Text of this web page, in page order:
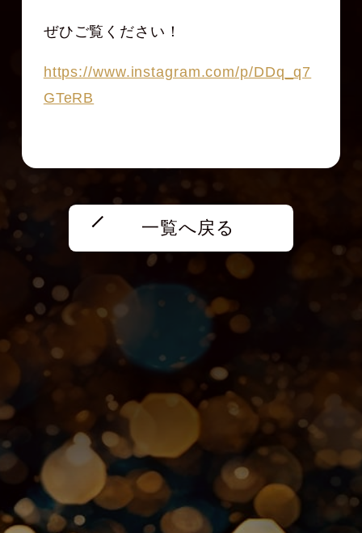
ぜひご覧ください！
https://www.instagram.com/p/DDq_q7
GTeRB
一覧へ戻る